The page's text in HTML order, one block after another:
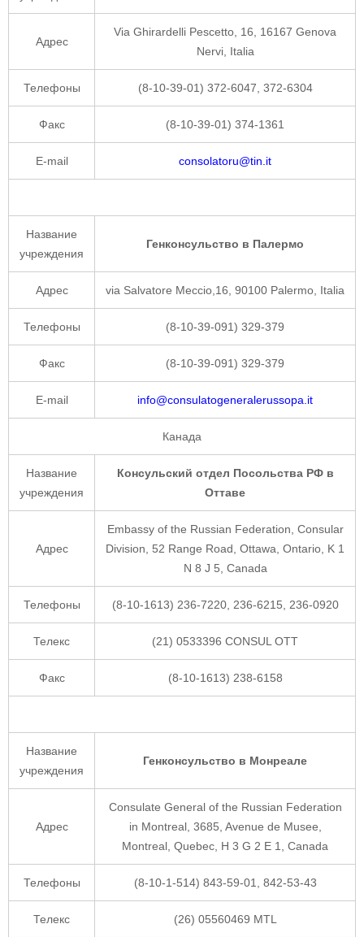
Адрес
Via Ghirardelli Pescetto, 16, 16167 Genova
Nervi, Italia
Телефоны (8-10-39-01) 372-6047, 372-6304
Факс (8-10-39-01) 374-1361
E-mail consolatoru@tin.it
Название
учреждения
Генконсульство в Палермо
Адрес via Salvatore Meccio,16, 90100 Palermo, Italia
Телефоны (8-10-39-091) 329-379
Факс (8-10-39-091) 329-379
E-mail info@consulatogeneralerussopa.it
Канада
Название
учреждения
Консульский отдел Посольства РФ в
Оттаве
Адрес
Embassy of the Russian Federation, Consular
Division, 52 Range Road, Ottawa, Ontario, K 1
N 8 J 5, Canada
Телефоны (8-10-1613) 236-7220, 236-6215, 236-0920
Телекс (21) 0533396 CONSUL OTT
Факс (8-10-1613) 238-6158
Название
учреждения
Генконсульство в Монреале
Адрес
Consulate General of the Russian Federation
in Montreal, 3685, Avenue de Musee,
Montreal, Quebec, H 3 G 2 E 1, Canada
Телефоны (8-10-1-514) 843-59-01, 842-53-43
Телекс (26) 05560469 MTL